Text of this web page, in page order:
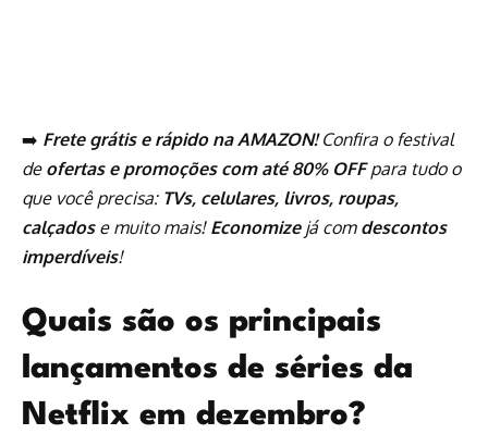
➡️ Frete grátis e rápido na AMAZON!Confira o festival
de ofertas e promoções com até 80% OFFpara tudo o
que você precisa: TVs, celulares, livros, roupas,
calçadose muito mais! Economizejá com descontos
imperdíveis!
Quais são os principais
lançamentos de séries da
Netflix em dezembro?